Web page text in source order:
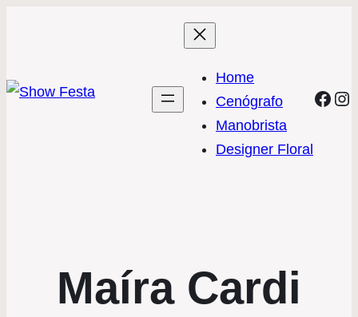
Home
Cenógrafo
Manobrista
Designer Floral
Maíra Cardi